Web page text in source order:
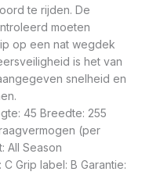
te rijden. De
moeten
op een nat wegdek
is het van
snelheid en
45 Breedte: 255
(per
All Season
Grip label: B Garantie: